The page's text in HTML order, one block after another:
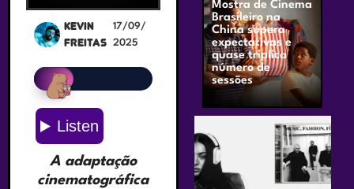
Kevin
Freitas
17/09/
2025
A adaptação
cinematográfica
Mostra de Cinema
Brasileiro na
China supera
expectativas e
quase triplica
número de
sessões